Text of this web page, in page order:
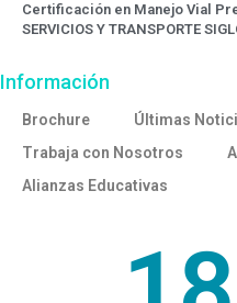
Certificación en Manejo Vial
SERVICIOS Y TRANSPORTE
Información
Brochure
Últimas
Trabaja con Nosotros
Alianzas Educativas